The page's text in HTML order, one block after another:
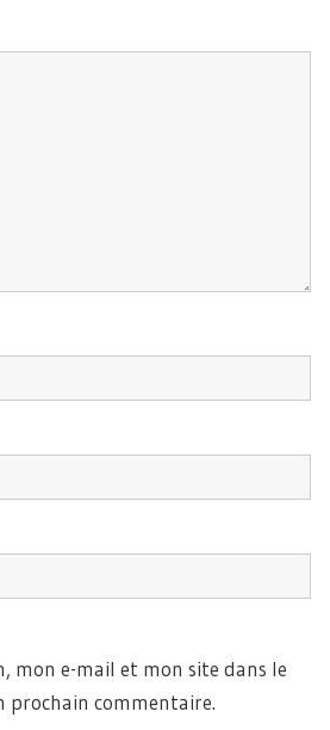
mon e-mail et mon site dans le
commentaire.